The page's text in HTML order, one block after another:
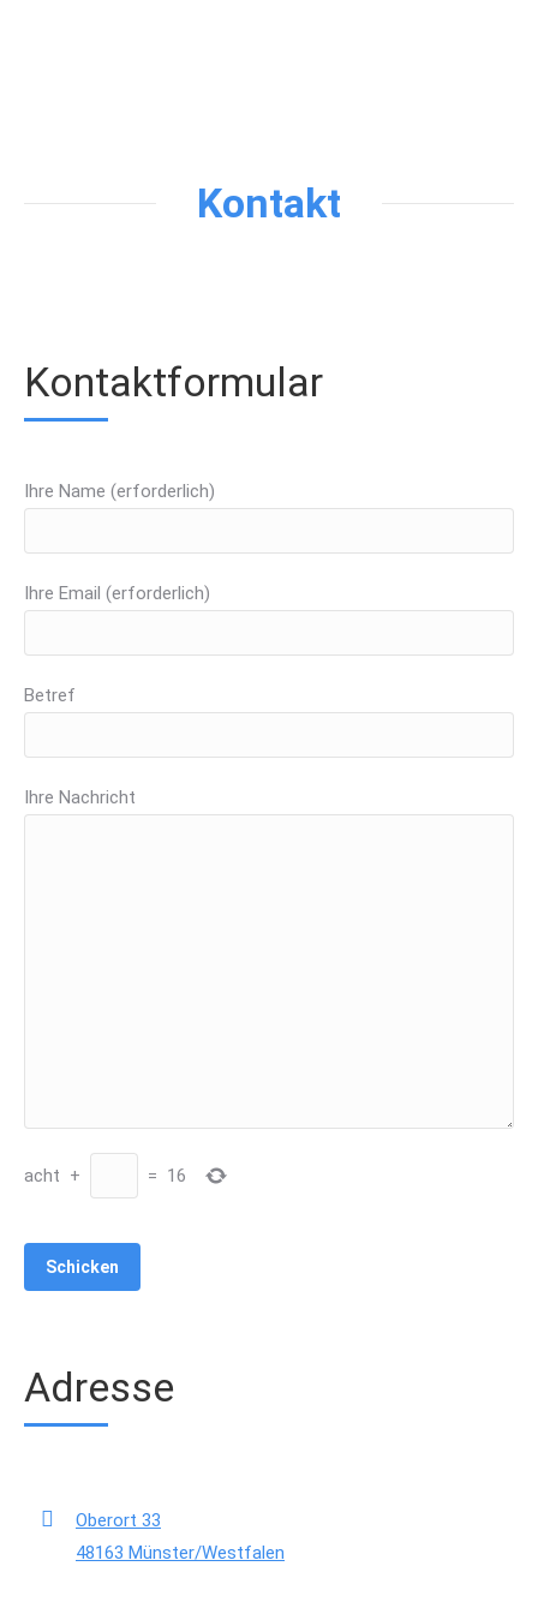
Kontakt
Kontaktformular
Ihre Name (erforderlich)
Ihre Email (erforderlich)
Betref
Ihre Nachricht
acht + = 16
Adresse
Oberort 33
48163 Münster/Westfalen